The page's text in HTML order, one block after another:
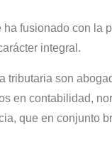
fusionado con la
integral.
tributaria son
en contabilidad,
que en conjunto